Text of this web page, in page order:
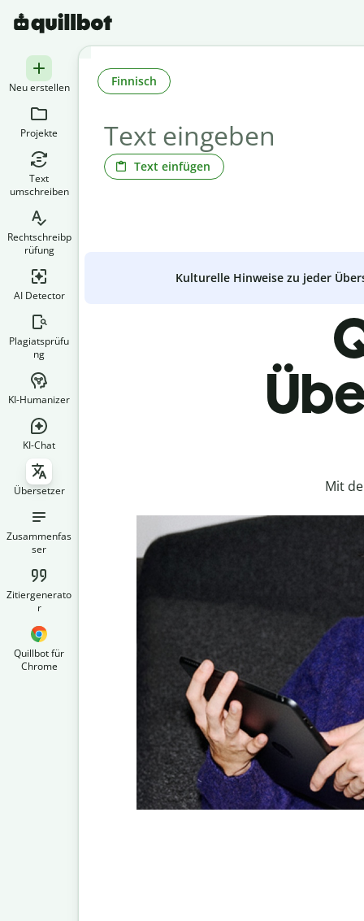
Neu erstellen
Projekte
Text
umschreiben
Rechtschreibp
rüfung
AI Detector
Plagiatsprüfu
ng
KI-Humanizer
KI-Chat
Übersetzer
Zusammenfas
ser
Zitiergenerato
r
Quillbot für
Chrome
Text einfügen
Finnisch
Kulturelle Hinweise zu jeder
Mit